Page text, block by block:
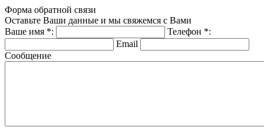
Форма обратной связи
Оставьте Ваши данные и мы свяжемся с Вами
Ваше имя *: Телефон *:
Email
Сообщение